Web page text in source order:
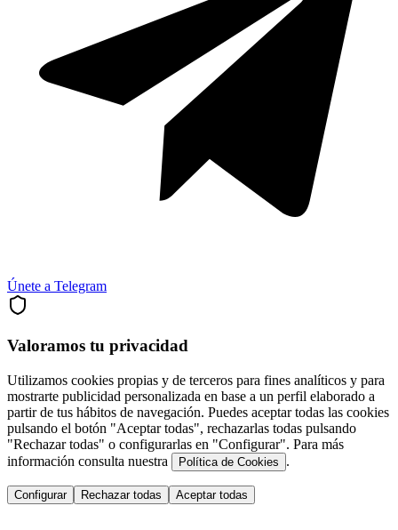
Únete a Telegram
Valoramos tu privacidad
Utilizamos cookies propias y de terceros para fines analíticos y para
mostrarte publicidad personalizada en base a un perfil elaborado a
partir de tus hábitos de navegación. Puedes aceptar todas las cookies
pulsando el botón "Aceptar todas", rechazarlas todas pulsando
"Rechazar todas" o configurarlas en "Configurar". Para más
información consulta nuestra
Política de Cookies .
Configurar Rechazar todas Aceptar todas